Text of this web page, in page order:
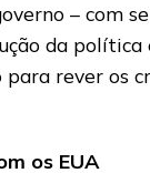
– com
da
rever os
os EUA